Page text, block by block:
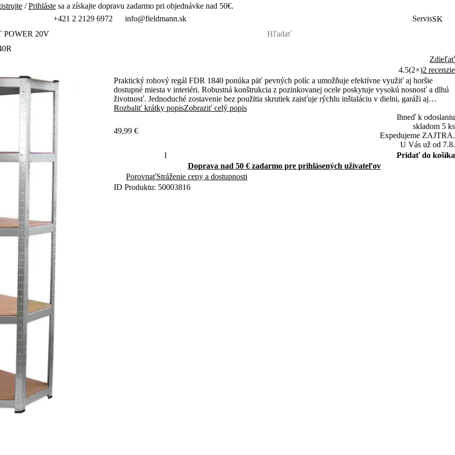
/Prihlástesa a získajte dopravu zadarmo pri objednávke nad 50€.
+421 2 2129 6972
info@fieldmann.sk ServisSK
POWER 20V
Zdieľať
4.5(2×)2 recenzie
Praktický rohový regál FDR 1840 ponúka päť pevných políc a umožňuje efektívne využiť aj horšie
dostupné miesta v interiéri. Robustná konštrukcia z pozinkovanej ocele poskytuje vysokú nosnosť a dlhú
životnosť. Jednoduché zostavenie bez použitia skrutiek zaisťuje rýchlu inštaláciu v dielni, garáži aj
domácich úložných priestoroch.
Rozbaliť krátky popisZobraziť celý popis
49,99 €
Ihneď k odoslaniu
skladom 5 ks
Expedujeme ZAJTRA.
U Vás už od 7.8.
Pridať do košíka
Doprava nad 50 € zadarmo pre prihlásených užívateľov
PorovnaťStráženie ceny a dostupnosti
ID Produktu: 50003816